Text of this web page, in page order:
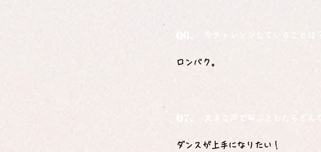
Q6. 今チャレンジしていることは？
ロンバク。
Q7. 大きな声で叫ぶとしたらどん
ダンスが上手になりたい！